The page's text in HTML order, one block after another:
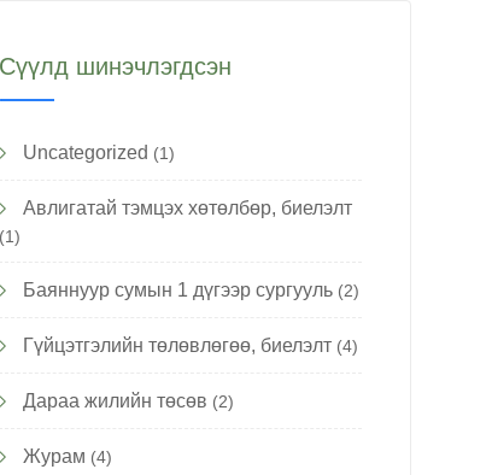
Сүүлд шинэчлэгдсэн
Uncategorized (1)
Авлигатай тэмцэх хөтөлбөр, биелэлт
(1)
Баяннуур сумын 1 дүгээр сургууль(2)
Гүйцэтгэлийн төлөвлөгөө, биелэлт(4)
Дараа жилийн төсөв (2)
Журам (4)